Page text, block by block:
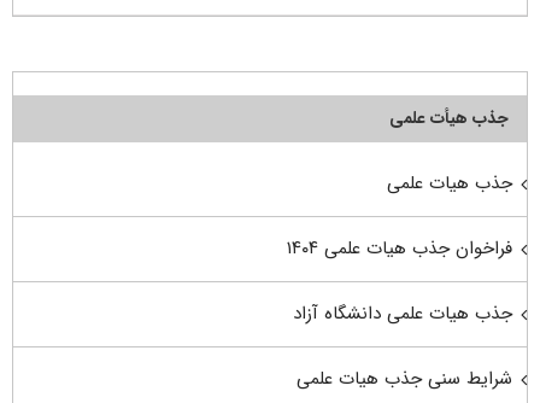
جذب هیأت علمی
جذب هیات علمی
فراخوان جذب هیات علمی ۱۴۰۴
جذب هیات علمی دانشگاه آزاد
شرایط سنی جذب هیات علمی